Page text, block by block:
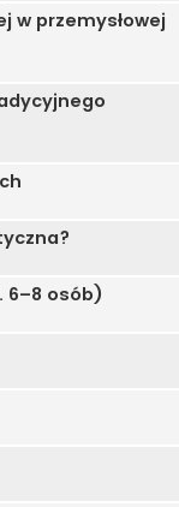
w przemysłowej
6–8 osób)